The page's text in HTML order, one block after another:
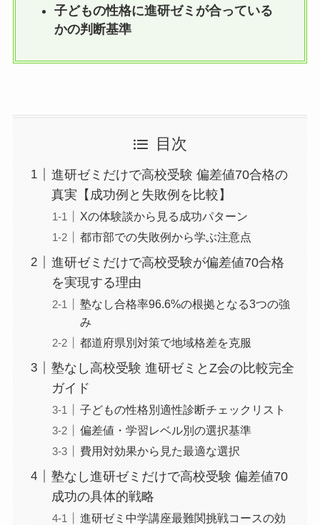
子どもの性格に進研ゼミが合っている
かの判断基準
目次
進研ゼミだけで高校受験 偏差値70合格の
真実【成功例と失敗例を比較】
Xの体験談から見る成功パターン
都市部での失敗例から学ぶ注意点
進研ゼミだけで高校受験が偏差値70合格
を実現する理由
塾なし合格率96.6%の根拠となる3つの強
み
都道府県別対策で地域格差を克服
塾なし高校受験 進研ゼミとZ会の比較完全
ガイド
子どもの性格別適性診断チェックリスト
偏差値・学習レベル別の選択基準
費用対効果から見た最適な選択
塾なし進研ゼミだけで高校受験 偏差値70
成功の具体的戦略
進研ゼミ中学講座最難関挑戦コースの効